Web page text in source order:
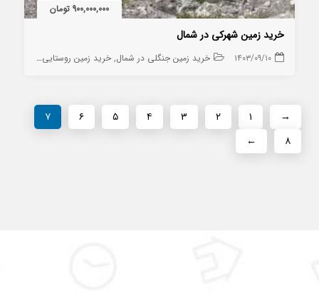
900,000,000 تومان
خرید زمین شهرکی در شمال
۱۴۰۳/۰۹/۱۰ خرید زمین جنگلی در شمال خرید زمین روستایی
→ ۱ ۲ ۳ ۴ ۵ ۶
۷
۸
←